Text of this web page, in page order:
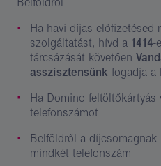
Ha havi díjas előfizetésed
szolgáltatást, hívd a 1414-
tárcsázását követően
asszisztensünk fogadja a
Ha Domino feltöltőkártyás
telefonszámot
Belföldről a
mindkét telefonszám